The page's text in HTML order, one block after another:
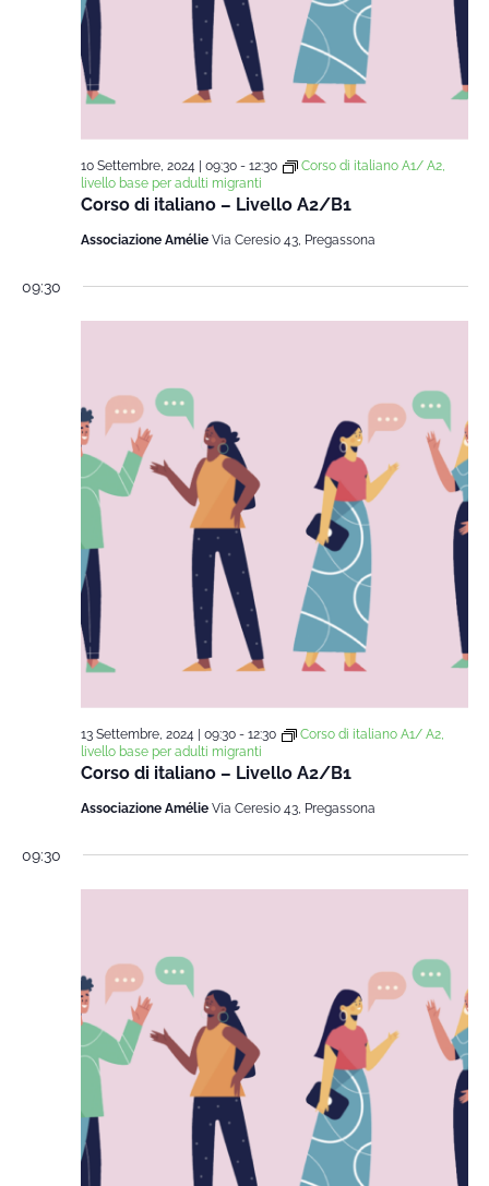
Corso di italiano – Livello A2/B1
10 Settembre, 2024 | 09:30- 12:30
Corso di italiano A1/ A2,
livello base per adulti migranti
Associazione Amélie Via Ceresio 43, Pregassona
09:30
Corso di italiano – Livello A2/B1
13 Settembre, 2024 | 09:30- 12:30
Corso di italiano A1/ A2,
livello base per adulti migranti
Associazione Amélie Via Ceresio 43, Pregassona
09:30